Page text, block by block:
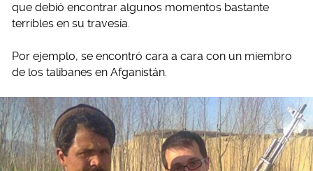
que debió encontrar algunos momentos bastante
terribles en su travesía.
Por ejemplo, se encontró cara a cara con un miembro
de los talibanes en Afganistán.